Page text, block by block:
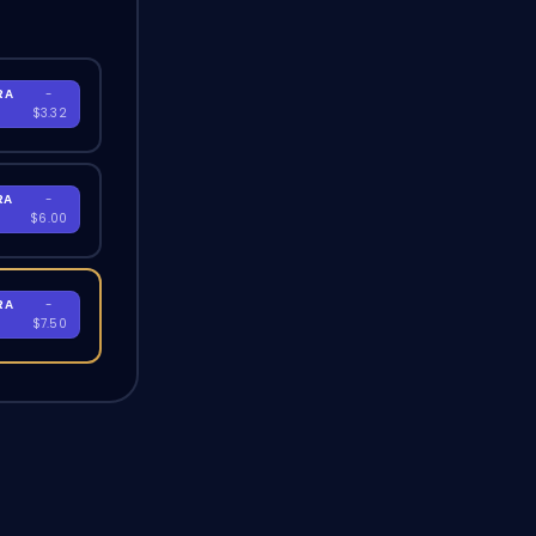
-
$3.32
-
$6.00
-
$7.50